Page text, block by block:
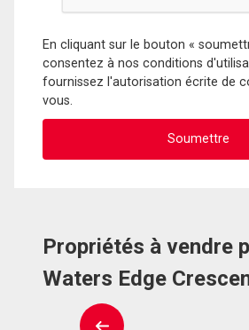
En cliquant sur le bouton «
consentez à nos conditions
fournissez l'autorisation écrite de
vous.
Propriétés à vendre
Waters Edge